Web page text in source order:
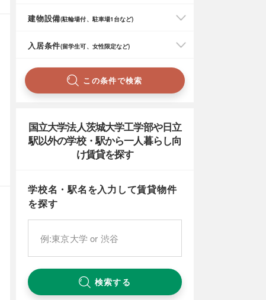
建物設備(駐輪場付、駐車場1台など)
入居条件(留学生可、女性限定など)
この条件で検索
国立大学法人茨城大学工学部や日立
駅以外の学校・駅から一人暮らし向
け賃貸を探す
学校名・駅名を入力して賃貸物件
を探す
検索する